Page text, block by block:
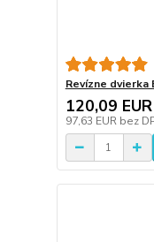
Revízne dvierka
120,09 EUR
97,63 EUR bez